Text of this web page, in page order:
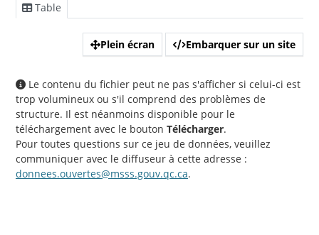
Table
Plein écran Embarquer sur un site
Le contenu du fichier peut ne pas s'afficher si celui-ci est
trop volumineux ou s'il comprend des problèmes de
structure. Il est néanmoins disponible pour le
téléchargement avec le bouton Télécharger.
Pour toutes questions sur ce jeu de données, veuillez
communiquer avec le diffuseur à cette adresse :
donnees.ouvertes@msss.gouv.qc.ca.